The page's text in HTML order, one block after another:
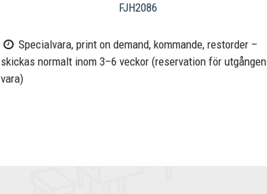
FJH2086
Specialvara, print on demand, kommande, restorder –
skickas normalt inom 3–6 veckor (reservation för utgången
vara)